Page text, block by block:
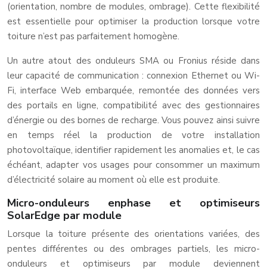
(orientation, nombre de modules, ombrage). Cette flexibilité
est essentielle pour optimiser la production lorsque votre
toiture n’est pas parfaitement homogène.
Un autre atout des onduleurs SMA ou Fronius réside dans
leur capacité de communication : connexion Ethernet ou Wi-
Fi, interface Web embarquée, remontée des données vers
des portails en ligne, compatibilité avec des gestionnaires
d’énergie ou des bornes de recharge. Vous pouvez ainsi suivre
en temps réel la production de votre installation
photovoltaïque, identifier rapidement les anomalies et, le cas
échéant, adapter vos usages pour consommer un maximum
d’électricité solaire au moment où elle est produite.
Micro-onduleurs enphase et optimiseurs
SolarEdge par module
Lorsque la toiture présente des orientations variées, des
pentes différentes ou des ombrages partiels, les micro-
onduleurs et optimiseurs par module deviennent